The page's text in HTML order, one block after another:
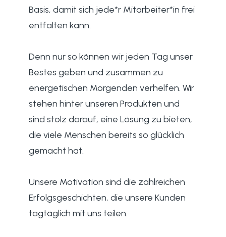
Basis, damit sich jede*r Mitarbeiter*in frei
entfalten kann.
Denn nur so können wir jeden Tag unser
Bestes geben und zusammen zu
energetischen Morgenden verhelfen. Wir
stehen hinter unseren Produkten und
sind stolz darauf, eine Lösung zu bieten,
die viele Menschen bereits so glücklich
gemacht hat.
Unsere Motivation sind die zahlreichen
Erfolgsgeschichten, die unsere Kunden
tagtäglich mit uns teilen.